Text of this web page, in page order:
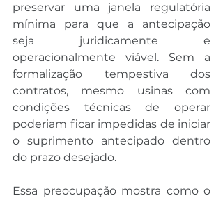
preservar uma janela regulatória
mínima para que a antecipação
seja juridicamente e
operacionalmente viável. Sem a
formalização tempestiva dos
contratos, mesmo usinas com
condições técnicas de operar
poderiam ficar impedidas de iniciar
o suprimento antecipado dentro
do prazo desejado.
Essa preocupação mostra como o